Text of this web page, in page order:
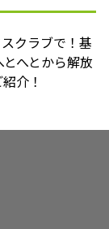
クラブで！基
へとから解放
介！